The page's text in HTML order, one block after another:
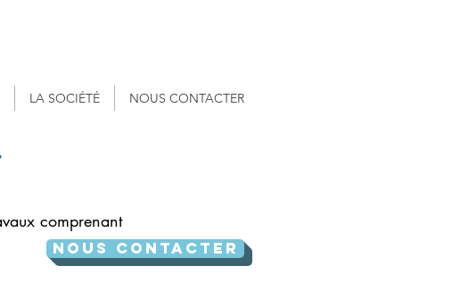
LA SOCIÉTÉ NOUS CONTACTER
comprenant
NOUS CONTACTER